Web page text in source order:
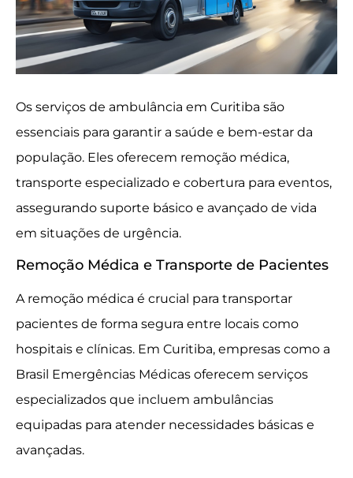
Os serviços de ambulância em Curitiba são
essenciais para garantir a saúde e bem-estar da
população. Eles oferecem remoção médica,
transporte especializado e cobertura para eventos,
assegurando suporte básico e avançado de vida
em situações de urgência.
Remoção Médica e Transporte de Pacientes
A remoção médica é crucial para transportar
pacientes de forma segura entre locais como
hospitais e clínicas. Em Curitiba, empresas como a
Brasil Emergências Médicas oferecem serviços
especializados que incluem ambulâncias
equipadas para atender necessidades básicas e
avançadas.